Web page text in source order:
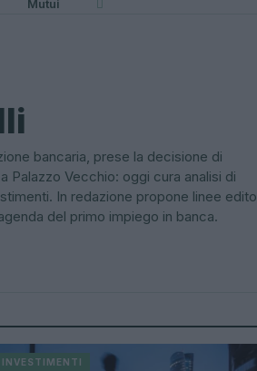
Mutui
bancaria, prese la decisione di
Palazzo Vecchio: oggi cura analisi di
In redazione propone linee
del primo impiego in banca.
INVESTIMENTI